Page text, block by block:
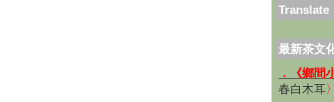
Translate
最新茶文
．《鄉間
春白木耳〉